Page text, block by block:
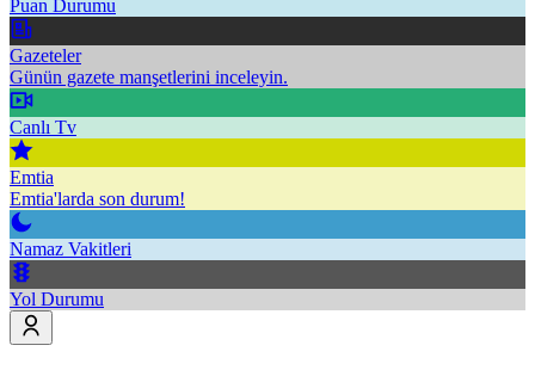
Puan Durumu
Gazeteler
Günün gazete manşetlerini inceleyin.
Canlı Tv
Emtia
Emtia'larda son durum!
Namaz Vakitleri
Yol Durumu